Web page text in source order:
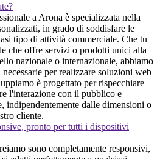
a Arona è specializzata nella
in grado di soddisfare le
tipo di attività commerciale. Che tu
che offre servizi o prodotti unici alla
nazionale o internazionale, abbiamo
per realizzare soluzioni web
è progettato per rispecchiare
l'interazione con il pubblico e
indipendentemente dalle dimensioni o
cliente.
pronto per tutti i dispositivi
sono completamente responsivi,